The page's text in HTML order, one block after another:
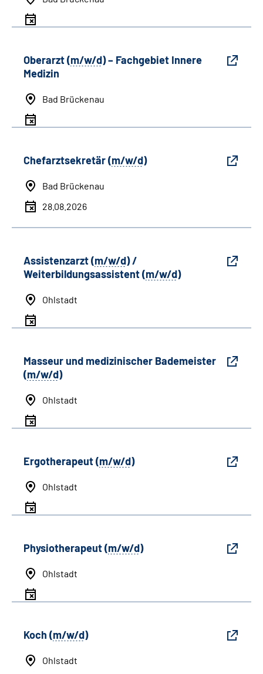
Oberarzt (m/w/d) – Fachgebiet Innere
Medizin
Bad Brückenau
Chefarztsekretär (m/w/d)
Bad Brückenau
28.08.2026
Assistenzarzt (m/w/d) /
Weiterbildungsassistent (m/w/d)
Ohlstadt
Masseur und medizinischer Bademeister
(m/w/d)
Ohlstadt
Ergotherapeut (m/w/d)
Ohlstadt
Physiotherapeut (m/w/d)
Ohlstadt
Koch (m/w/d)
Ohlstadt